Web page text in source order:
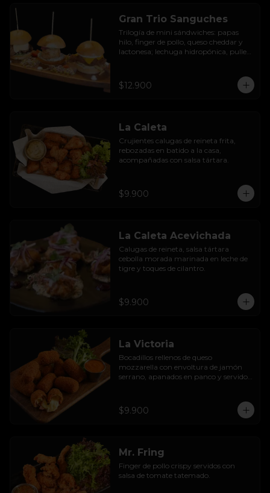
Gran Trio Sanguches
Trilogía de mini sándwiches: papas
hilo, finger de pollo, queso cheddar y
lactonesa; lechuga hidropónica, pulled
salsa tártara, cebolla encurtida,
mayonesa y palta.
$12.900
La Caleta
Crujientes calugas de reineta frita,
rebozadas en batido a la casa,
acompañadas con salsa tártara.
$9.900
La Caleta Acevichada
Calugas de reineta, salsa tártara
cebolla morada marinada en leche de
tigre y toques de cilantro.
$9.900
La Victoria
Bocadillos rellenos de queso
mozzarella con envoltura de jamón
serrano, apanados en panco y servidos
$9.900
Mr. Fring
Finger de pollo crispy servidos con
salsa de tomate tatemado.